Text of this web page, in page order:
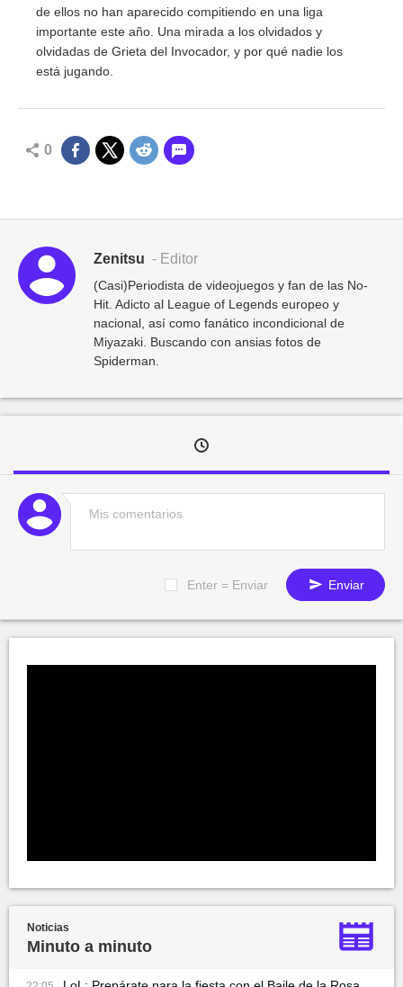
de ellos no han aparecido compitiendo en una liga
importante este año. Una mirada a los olvidados y
olvidadas de Grieta del Invocador, y por qué nadie los
está jugando.
0
Zenitsu - Editor
(Casi)Periodista de videojuegos y fan de las No-
Hit. Adicto al League of Legends europeo y
nacional, así como fanático incondicional de
Miyazaki. Buscando con ansias fotos de
Spiderman.
Enter = Enviar Enviar
Noticias
Minuto a minuto